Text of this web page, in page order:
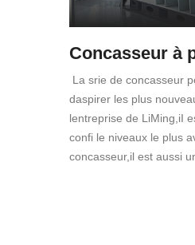
Concasseur à
La srie de concasseur
daspirer les plus
lentreprise de LiMing,iI
confi le niveaux le plus
concasseur,il est aussi